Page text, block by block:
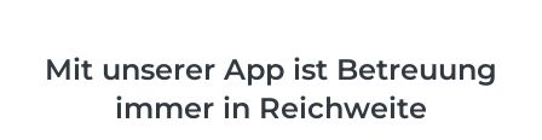
Mit unserer App ist Betreuung
immer in Reichweite